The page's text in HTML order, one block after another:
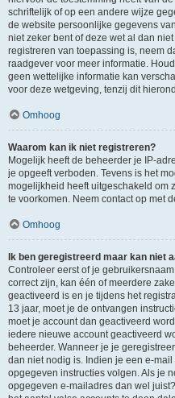
schriftelijk of op een andere wijze
de website persoonlijke gegevens
niet zeker bent of deze wet al dan
registreren van toepassing is, neem
raadgever voor meer informatie.
geen wettelijke informatie kan
voor deze wetgeving, tenzij dit
Omhoog
Waarom kan ik niet registreren?
Mogelijk heeft de beheerder je IP-
je opgeeft verboden. Tevens is het
mogelijkheid heeft uitgeschakeld om
te voorkomen. Neem contact op met
Omhoog
Ik ben geregistreerd maar kan niet
Controleer eerst of je
correct zijn, kan één of meerdere
geactiveerd is en je tijdens het
13 jaar, moet je de ontvangen
moet je account dan geactiveerd
iedere nieuwe account geactiveerd
beheerder. Wanneer je je
dan niet nodig is. Indien je een e-
opgegeven instructies volgen. Als je
opgegeven e-mailadres dan wel